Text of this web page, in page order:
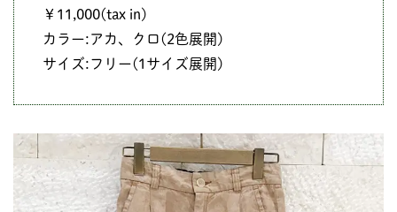
￥11,000(tax in)
カラー:アカ、クロ(2色展開)
サイズ:フリー(1サイズ展開)